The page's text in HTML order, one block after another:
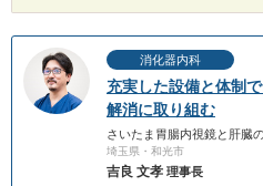
消化器内科
充実した設備と体制
解消に取り組む
さいたま胃腸内視鏡と肝臓
埼玉県・和光市
吉良 文孝 理事長